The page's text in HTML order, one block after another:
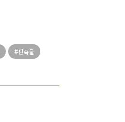
판촉물